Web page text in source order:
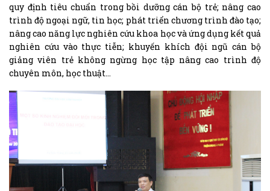
quy định tiêu chuẩn trong bồi dưỡng cán bộ trẻ; nâng cao
trình độ ngoại ngữ, tin học; phát triển chương trình đào tạo;
nâng cao năng lực nghiên cứu khoa học và ứng dụng kết quả
nghiên cứu vào thực tiễn; khuyến khích đội ngũ cán bộ
giảng viên trẻ không ngừng học tập nâng cao trình độ
chuyên môn, học thuật…